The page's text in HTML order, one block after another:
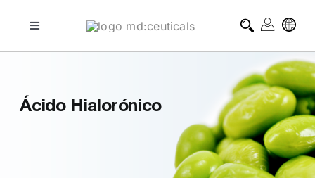
Toggle
tratamientos domiciliarios
Ácido Hialorónico